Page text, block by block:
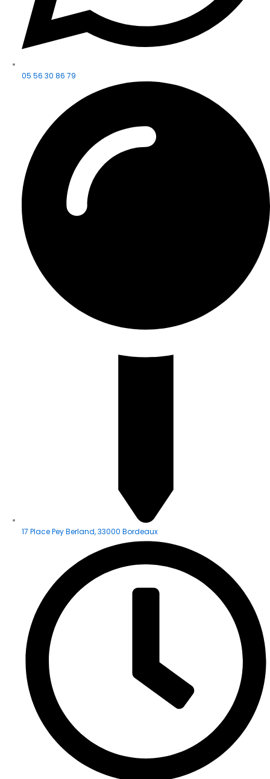
05 56 30 86 79
17 Place Pey Berland, 33000 Bordeaux